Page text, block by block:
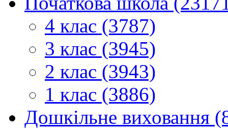
4 клас (3787)
3 клас (3945)
2 клас (3943)
1 клас (3886)
Дошкільне виховання